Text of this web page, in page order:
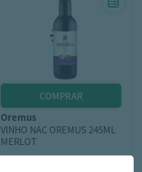
oremus
VINHO NAC OREMUS 245ML
MERLOT